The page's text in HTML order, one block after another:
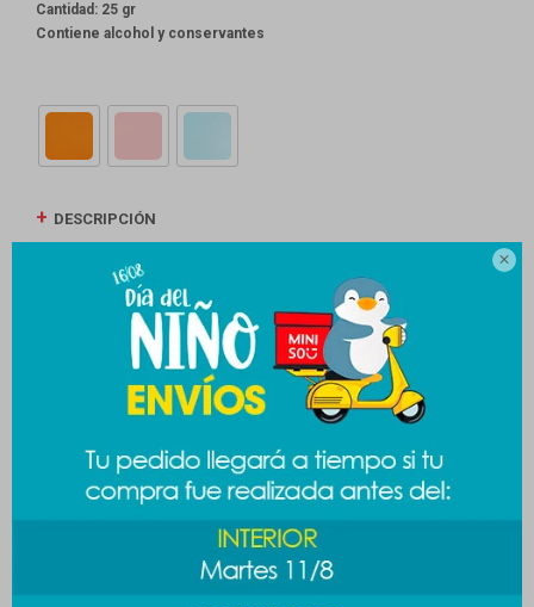

Cantidad: 25 gr
Contiene alcohol y conservantes
DESCRIPCIÓN
CAMBIOS Y DEVOLUCIONES
MEDIOS DE PAGO
Productos que te pueden interesar